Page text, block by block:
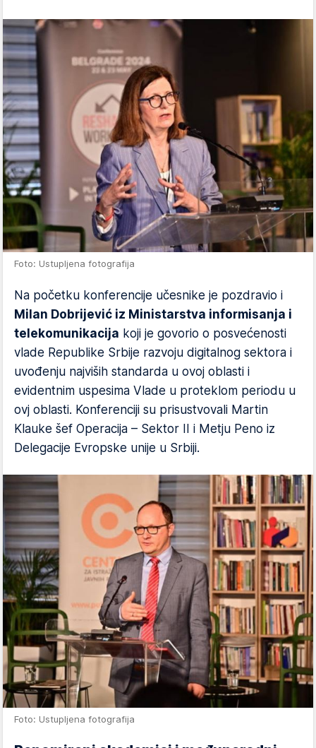
Foto: Ustupljena fotografija
Na početku konferencije učesnike je pozdravio i
Milan Dobrijević iz Ministarstva informisanja i
telekomunikacija koji je govorio o posvećenosti
vlade Republike Srbije razvoju digitalnog sektora i
uvođenju najviših standarda u ovoj oblasti i
evidentnim uspesima Vlade u proteklom periodu u
ovj oblasti. Konferenciji su prisustvovali Martin
Klauke šef Operacija – Sektor II i Metju Peno iz
Delegacije Evropske unije u Srbiji.
Foto: Ustupljena fotografija